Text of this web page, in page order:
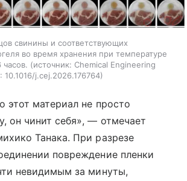
свинины и соответствующих
во время хранения при температуре
часов.
источник: Chemical Engineering
j.cej.2026.176764
этот материал не просто
он чинит себя», — отмечает
Танака. При разрезе
повреждение пленки
невидимым за минуты,